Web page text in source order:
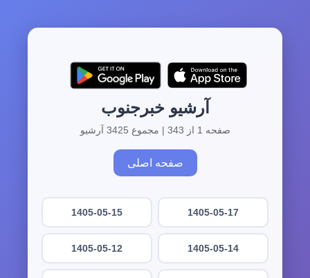
آرشیو خبرجنوب
صفحه 1 از 343 | مجموع 3425 آرشیو
صفحه اصلی
1405-05-17
1405-05-15
1405-05-14
1405-05-12